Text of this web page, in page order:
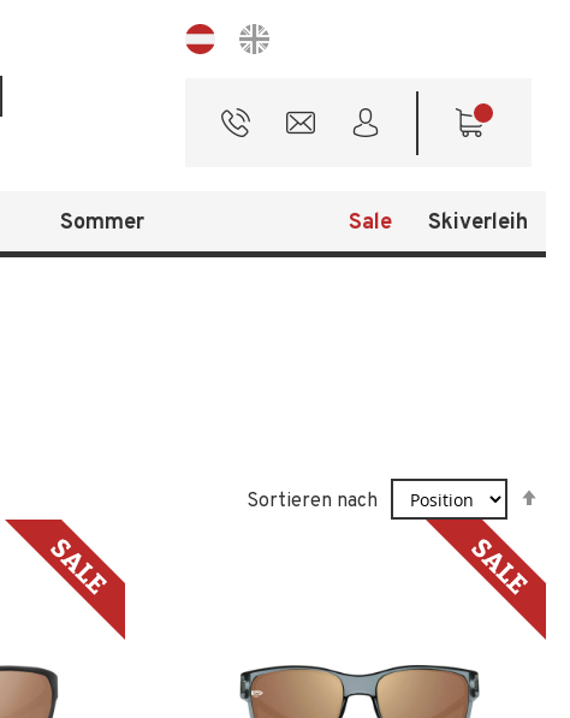
Sprache
Sommer Sale Skiverleih
Sortieren nach